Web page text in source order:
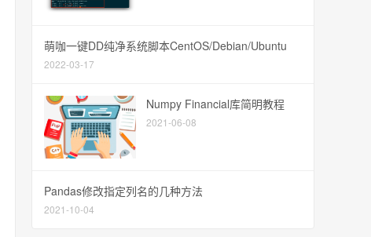
萌咖一键DD纯净系统脚本CentOS/Debian/Ubuntu
2022-03-17
Numpy Financial库简明教程
2021-06-08
Pandas修改指定列名的几种方法
2021-10-04